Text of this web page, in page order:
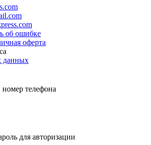
об ошибке
оферта
данных
телефона
для авторизации